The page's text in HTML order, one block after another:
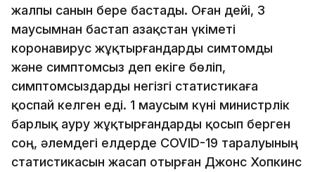
жалпы санын бере бастады. Оған дейі, 3
маусымнан бастап Қазақстан үкіметі
коронавирус жұқтырғандарды симтомды
және симптомсыз деп екіге бөліп,
симптомсыздарды негізгі статистикаға
қоспай келген еді. 1 маусым күні министрлік
барлық ауру жұқтырғандарды қосып берген
соң, әлемдегі елдерде COVID-19 таралуының
статистикасын жасап отырған Джонс Хопкинс